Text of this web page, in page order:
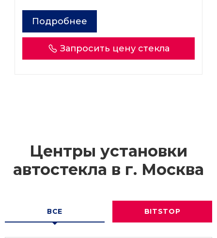
Подробнее
Запросить цену стекла
Центры установки
автостекла в г. Москва
ВСЕ BITSTOP